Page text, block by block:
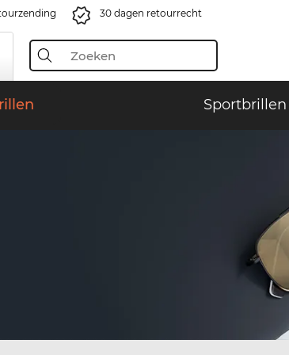
30 dagen retourrecht
Sportbrillen